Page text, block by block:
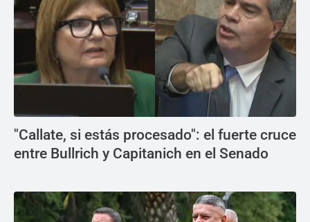
"Callate, si estás procesado": el fuerte cruce
entre Bullrich y Capitanich en el Senado